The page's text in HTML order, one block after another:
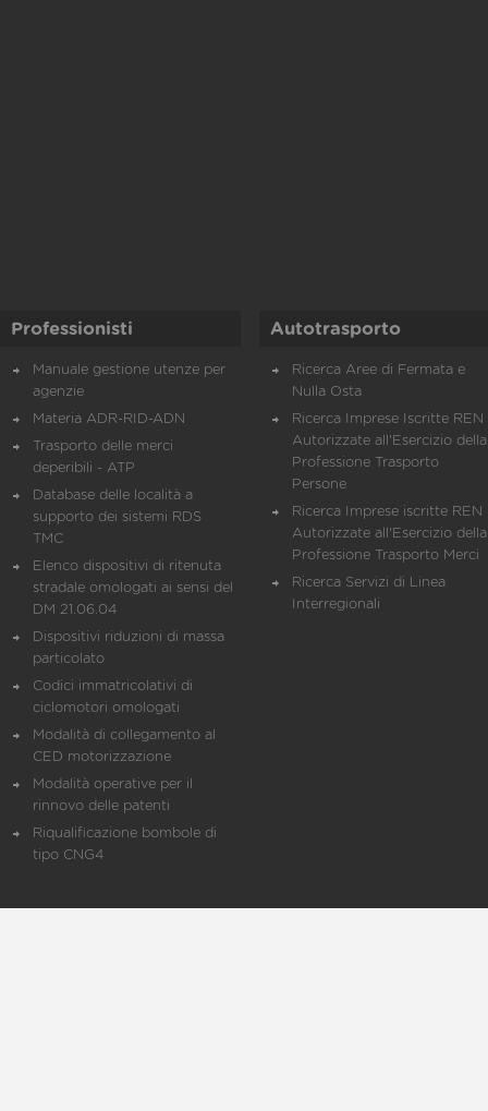
Professionisti
Manuale gestione utenze per
agenzie
Materia ADR-RID-ADN
Trasporto delle merci
deperibili - ATP
Database delle località a
supporto dei sistemi RDS
TMC
Elenco dispositivi di ritenuta
stradale omologati ai sensi del
DM 21.06.04
Dispositivi riduzioni di massa
particolato
Codici immatricolativi di
ciclomotori omologati
Modalità di collegamento al
CED motorizzazione
Modalità operative per il
rinnovo delle patenti
Riqualificazione bombole di
tipo CNG4
Autotrasporto
Ricerca Aree di Fermata e
Nulla Osta
Ricerca Imprese Iscritte REN
Autorizzate all'Esercizio della
Professione Trasporto
Persone
Ricerca Imprese iscritte REN
Autorizzate all'Esercizio della
Professione Trasporto Merci
Ricerca Servizi di Linea
Interregionali